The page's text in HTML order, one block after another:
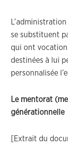
se substituent
qui ont vocation
destinées à lui
personnalisée
Le mentorat
générationnelle
[Extrait du